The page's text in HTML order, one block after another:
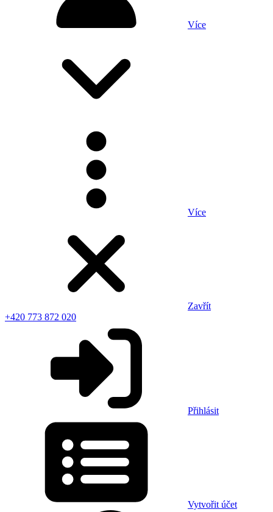
Více
Více
Zavřít
+420 773 872 020
Přihlásit
Vytvořit účet